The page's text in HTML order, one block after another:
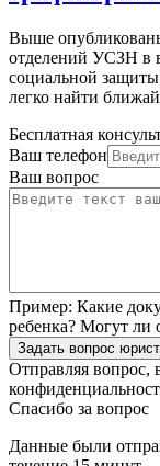
Выше
отделений УСЗН в
социальной
легко найти
Бесплатная
Ваш телефон
Ваш вопрос
Пример: Какие
ребенка? Могут ли
Задать вопрос
Отправляя вопрос,
Спасибо за вопрос
Данные были